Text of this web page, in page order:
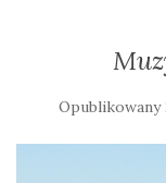
Opublikowany